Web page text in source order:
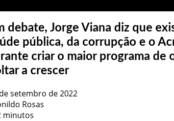
debate, Jorge Viana diz que
pública, da corrupção e o
criar o maior programa de
a crescer
setembro de 2022
Rosas
minutos